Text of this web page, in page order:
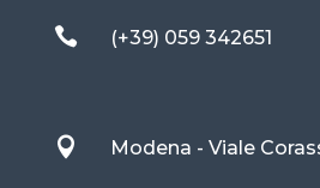
 (+39) 059 342651
 Modena - Viale